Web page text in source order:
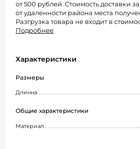
от 500 рублей. Стоимость доставки
от удаленности района места
Разгрузка товара не входит в
Подробнее
Характеристики
Размеры
Длинна
Общие характеристики
Материал